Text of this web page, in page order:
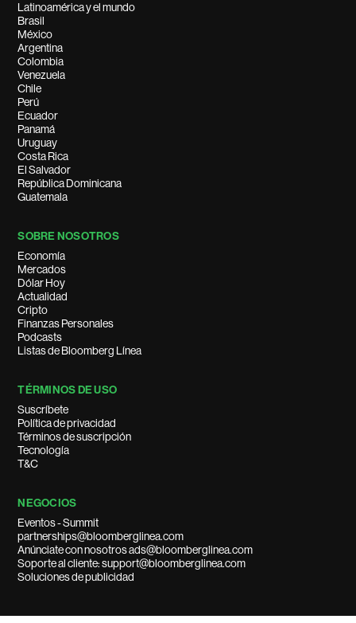
Latinoamérica y el mundo
Brasil
México
Argentina
Colombia
Venezuela
Chile
Perú
Ecuador
Panamá
Uruguay
Costa Rica
El Salvador
República Dominicana
Guatemala
SOBRE NOSOTROS
Economía
Mercados
Dólar Hoy
Actualidad
Cripto
Finanzas Personales
Podcasts
Listas de Bloomberg Línea
TÉRMINOS DE USO
Suscríbete
Política de privacidad
Términos de suscripción
Tecnología
T&C
NEGOCIOS
Eventos - Summit
partnerships@bloomberglinea.com
Anúnciate con nosotros ads@bloomberglinea.com
Soporte al cliente: support@bloomberglinea.com
Soluciones de publicidad